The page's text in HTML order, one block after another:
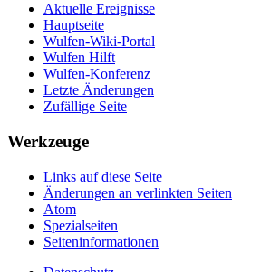
Aktuelle Ereignisse
Hauptseite
Wulfen-Wiki-Portal
Wulfen Hilft
Wulfen-Konferenz
Letzte Änderungen
Zufällige Seite
Werkzeuge
Links auf diese Seite
Änderungen an verlinkten Seiten
Atom
Spezialseiten
Seiten­­informationen